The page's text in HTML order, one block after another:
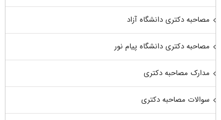
مصاحبه دکتری دانشگاه آزاد
مصاحبه دکتری دانشگاه پیام نور
مدارک مصاحبه دکتری
سوالات مصاحبه دکتری